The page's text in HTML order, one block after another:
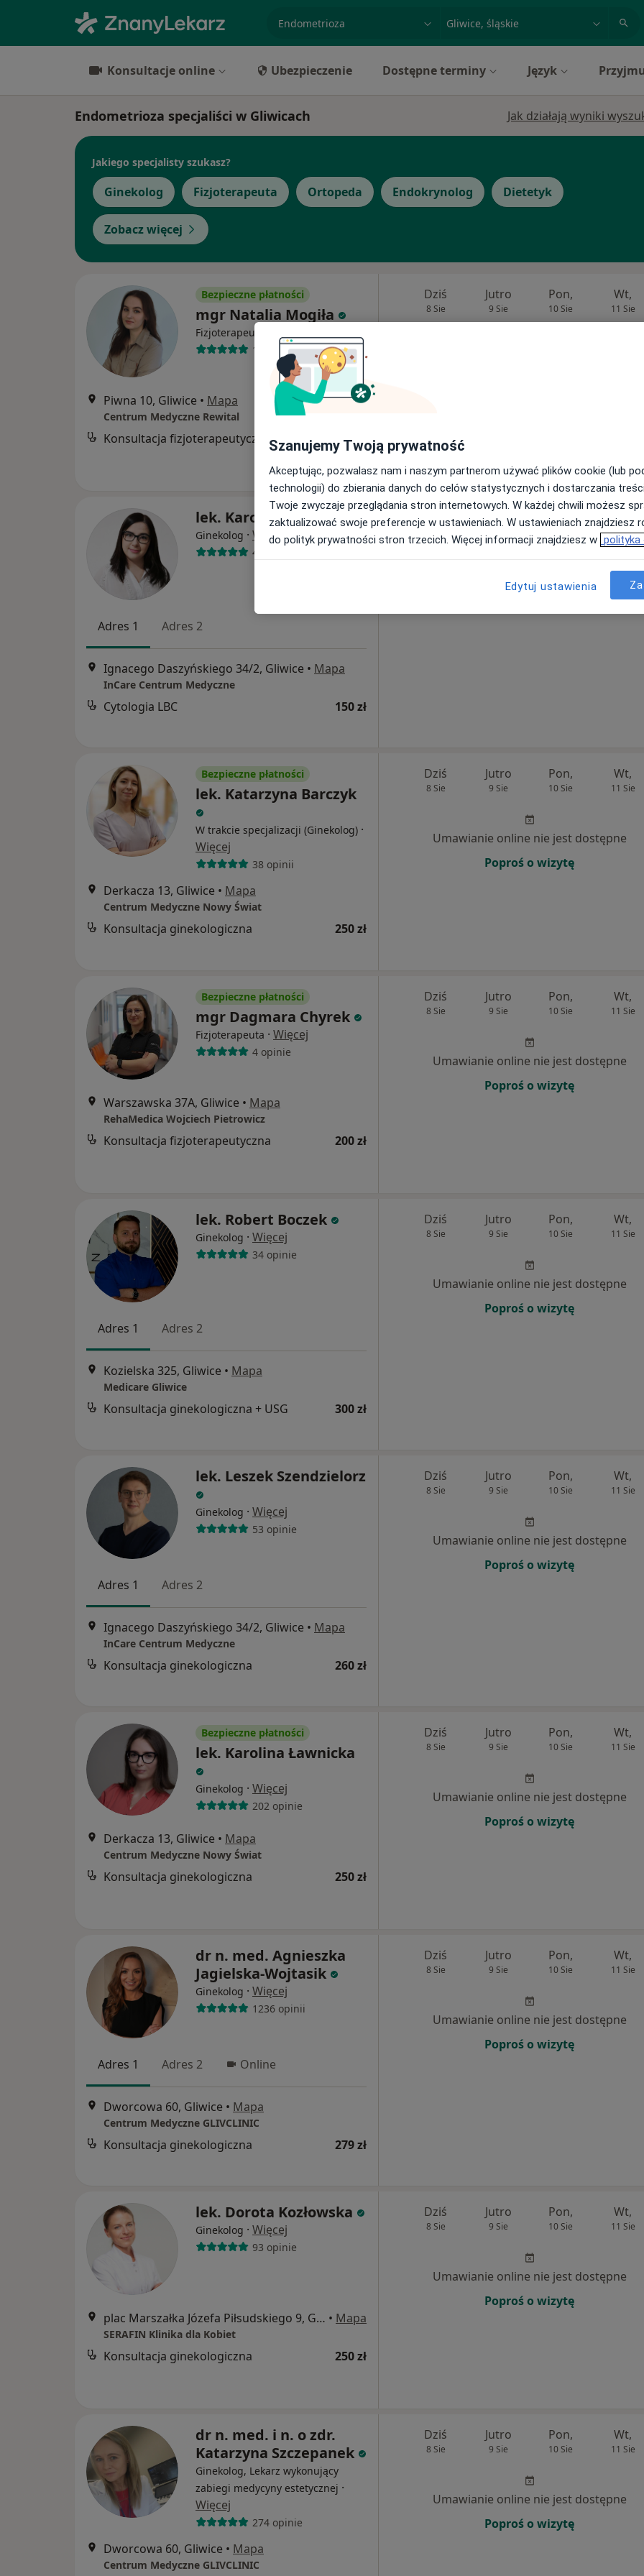
miasto lub dzielnica
Konsultacje online Ubezpieczenie Dostępne terminy Język
Endometrioza specjaliści w Gliwicach Jak działają wyniki
Jakiego specjalisty szukasz?
Ginekolog Fizjoterapeuta Ortopeda Endokrynolog Dietetyk
Zobacz więcej
Bezpieczne płatności
mgr Natalia Mogiła
Fizjoterapeuta
11 opinii
Piwna 10, Gliwice • Mapa
Centrum Medyczne Rewital
Konsultacja fizjoterapeutyczna 150 zł
Dziś
8 Sie
Jutro
9 Sie
Pon,
10 Sie
Wt,
11 Sie
lek. Karolina Makoś
Ginekolog · Więcej
454 opinie
Adres 1 Adres 2
Ignacego Daszyńskiego 34/2, Gliwice • Mapa
InCare Centrum Medyczne
Cytologia LBC 150 zł
Dziś Jutro Pon, Wt,
11 Sie
Umawianie online nie jest dostępne
Bezpieczne płatności
lek. Katarzyna Barczyk
W trakcie specjalizacji (Ginekolog) ·
Więcej
38 opinii
Derkacza 13, Gliwice • Mapa
Centrum Medyczne Nowy Świat
Konsultacja ginekologiczna 250 zł
Dziś
8 Sie
Jutro
9 Sie
Pon,
10 Sie
Wt,
11 Sie
Umawianie online nie jest dostępne
Poproś o wizytę
Bezpieczne płatności
mgr Dagmara Chyrek
Fizjoterapeuta · Więcej
4 opinie
Warszawska 37A, Gliwice • Mapa
RehaMedica Wojciech Pietrowicz
Konsultacja fizjoterapeutyczna 200 zł
Dziś
8 Sie
Jutro
9 Sie
Pon,
10 Sie
Wt,
11 Sie
Umawianie online nie jest dostępne
Poproś o wizytę
lek. Robert Boczek
Ginekolog · Więcej
34 opinie
Adres 1 Adres 2
Kozielska 325, Gliwice • Mapa
Medicare Gliwice
Konsultacja ginekologiczna + USG 300 zł
Dziś
8 Sie
Jutro
9 Sie
Pon,
10 Sie
Wt,
11 Sie
Umawianie online nie jest dostępne
Poproś o wizytę
lek. Leszek Szendzielorz
Ginekolog · Więcej
53 opinie
Adres 1 Adres 2
Ignacego Daszyńskiego 34/2, Gliwice • Mapa
InCare Centrum Medyczne
Konsultacja ginekologiczna 260 zł
Dziś
8 Sie
Jutro
9 Sie
Pon,
10 Sie
Wt,
11 Sie
Umawianie online nie jest dostępne
Poproś o wizytę
Bezpieczne płatności
lek. Karolina Ławnicka
Ginekolog · Więcej
202 opinie
Derkacza 13, Gliwice • Mapa
Centrum Medyczne Nowy Świat
Konsultacja ginekologiczna 250 zł
Dziś
8 Sie
Jutro
9 Sie
Pon,
10 Sie
Wt,
11 Sie
Umawianie online nie jest dostępne
Poproś o wizytę
dr n. med. Agnieszka
Jagielska-Wojtasik
Ginekolog · Więcej
1236 opinii
Adres 1 Adres 2 Online
Dworcowa 60, Gliwice • Mapa
Centrum Medyczne GLIVCLINIC
Konsultacja ginekologiczna 279 zł
Dziś
8 Sie
Jutro
9 Sie
Pon,
10 Sie
Wt,
11 Sie
Umawianie online nie jest dostępne
Poproś o wizytę
lek. Dorota Kozłowska
Ginekolog · Więcej
93 opinie
plac Marszałka Józefa Piłsudskiego 9, Gliwice • Mapa
SERAFIN Klinika dla Kobiet
Konsultacja ginekologiczna 250 zł
Dziś
8 Sie
Jutro
9 Sie
Pon,
10 Sie
Wt,
11 Sie
Umawianie online nie jest dostępne
Poproś o wizytę
dr n. med. i n. o zdr.
Katarzyna Szczepanek
Ginekolog, Lekarz wykonujący
zabiegi medycyny estetycznej ·
Więcej
274 opinie
Dworcowa 60, Gliwice • Mapa
Centrum Medyczne GLIVCLINIC
Dziś
8 Sie
Jutro
9 Sie
Pon,
10 Sie
Wt,
11 Sie
Umawianie online nie jest dostępne
Poproś o wizytę
Szanujemy Twoją prywatność
Akceptując, pozwalasz nam i naszym partnerom używać plików cookie (lub
technologii) do zbierania danych do celów statystycznych i dostarczania
Twoje zwyczaje przeglądania stron internetowych. W każdej chwili możesz
zaktualizować swoje preferencje w ustawieniach. W ustawieniach znajdziesz
do polityk prywatności stron trzecich. Więcej informacji znajdziesz w polityka
Edytuj ustawienia